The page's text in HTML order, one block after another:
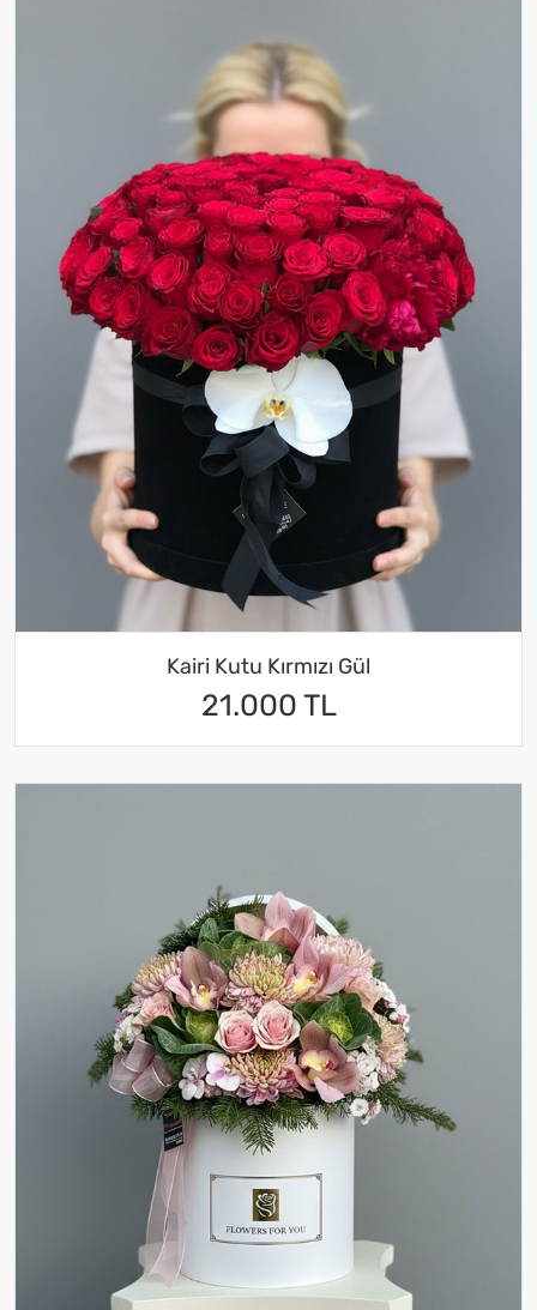
Kairi Kutu Kırmızı Gül
21.000 TL